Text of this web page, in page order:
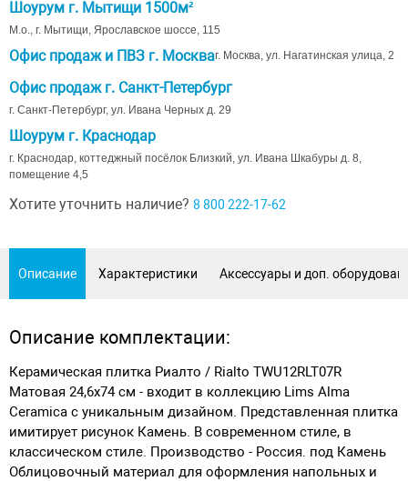
Шоурум г. Мытищи 1500м²
М.о., г. Мытищи, Ярославское шоссе, 115
Офис продаж и ПВЗ г. Москваг. Москва, ул. Нагатинская улица, 2
Офис продаж г. Санкт-Петербург
г. Санкт-Петербург, ул. Ивана Черных д. 29
Шоурум г. Краснодар
г. Краснодар, коттеджный посёлок Близкий, ул. Ивана Шкабуры д. 8,
помещение 4,5
Хотите уточнить наличие? 8 800 222-17-62
Описание Характеристики Аксессуары и доп.
Описание комплектации:
Керамическая плитка Риалто / Rialto TWU12RLT07R
Матовая 24,6х74 см - входит в коллекцию Lims Alma
Ceramica с уникальным дизайном. Представленная плитка
имитирует рисунок Камень. В современном стиле, в
классическом стиле. Производство - Россия. под Камень
Облицовочный материал для оформления напольных и